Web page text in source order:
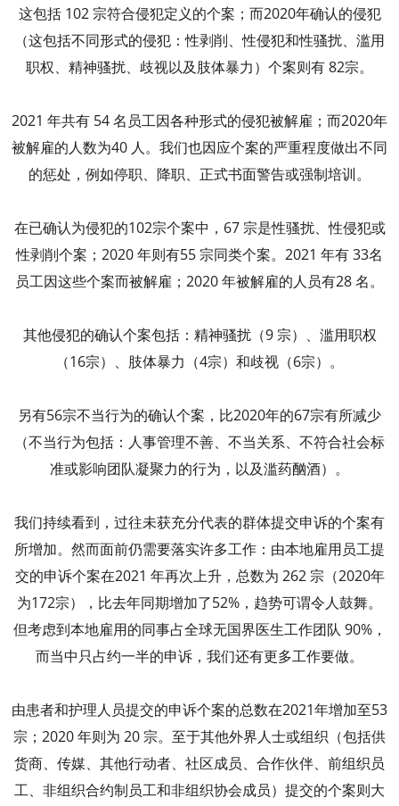
这包括 102 宗符合侵犯定义的个案；而2020年确认的侵犯
（这包括不同形式的侵犯：性剥削、性侵犯和性骚扰、滥用
职权、精神骚扰、歧视以及肢体暴力）个案则有 82宗。
2021 年共有 54 名员工因各种形式的侵犯被解雇；而2020年
被解雇的人数为40 人。我们也因应个案的严重程度做出不同
的惩处，例如停职、降职、正式书面警告或强制培训。
在已确认为侵犯的102宗个案中，67 宗是性骚扰、性侵犯或
性剥削个案；2020 年则有55 宗同类个案。2021 年有 33名
员工因这些个案而被解雇；2020 年被解雇的人员有28 名。
其他侵犯的确认个案包括：精神骚扰（9 宗）、滥用职权
（16宗）、肢体暴力（4宗）和歧视（6宗）。
另有56宗不当行为的确认个案，比2020年的67宗有所减少
（不当行为包括：人事管理不善、不当关系、不符合社会标
准或影响团队凝聚力的行为，以及滥药酗酒）。
我们持续看到，过往未获充分代表的群体提交申诉的个案有
所增加。然而面前仍需要落实许多工作：由本地雇用员工提
交的申诉个案在2021 年再次上升，总数为 262 宗（2020年
为172宗），比去年同期增加了52%，趋势可谓令人鼓舞。
但考虑到本地雇用的同事占全球无国界医生工作团队 90%，
而当中只占约一半的申诉，我们还有更多工作要做。
由患者和护理人员提交的申诉个案的总数在2021年增加至53
宗；2020 年则为 20 宗。至于其他外界人士或组织（包括供
货商、传媒、其他行动者、社区成员、合作伙伴、前组织员
工、非组织合约制员工和非组织协会成员）提交的个案则大